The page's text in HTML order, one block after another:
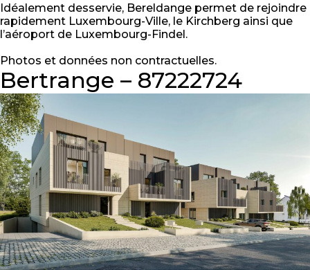
Idéalement desservie, Bereldange permet de rejoindre
rapidement Luxembourg-Ville, le Kirchberg ainsi que
l’aéroport de Luxembourg-Findel.
Photos et données non contractuelles.
Bertrange – 87222724